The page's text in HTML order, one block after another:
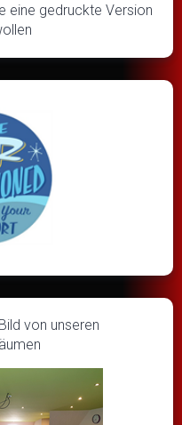
eine gedruckte Version
von unseren